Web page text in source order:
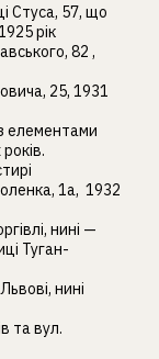
Стуса, 57, що
рік
82 ,
25, 1931
елементами
1а, 1932
нині —
Туган-
нині
та вул.